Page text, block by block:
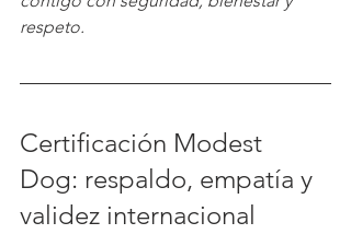
respeto.
Certificación Modest
Dog: respaldo, empatía y
validez internacional